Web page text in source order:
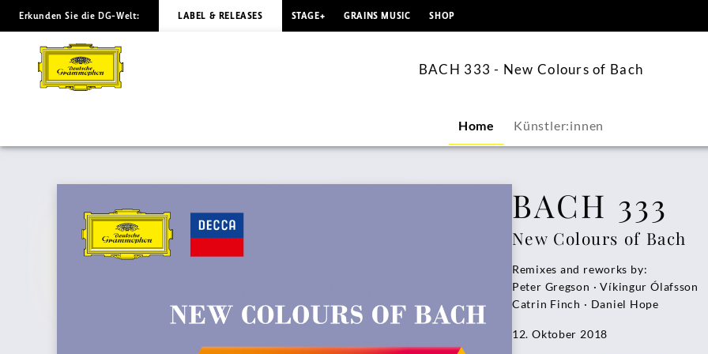
BACH
333
New
Colours
Erkunden Sie die DG-Welt: LABEL & RELEASES STAGE+ GRAINS MUSIC SHOP
BACH 333 - New Colours of Bach
Home Künstler:innen
BACH 333
New Colours of Bach
Remixes and reworks by:
Peter Gregson · Víkingur Ólafsson
Catrin Finch · Daniel Hope
12. Oktober 2018